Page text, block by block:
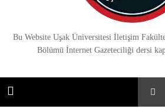
Basın Medya
Bu Website Uşak Üniversitesi İletişim
Bölümü İnternet Gazeteciliği dersi